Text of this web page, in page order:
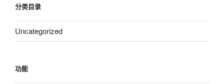
分类目录
Uncategorized
功能